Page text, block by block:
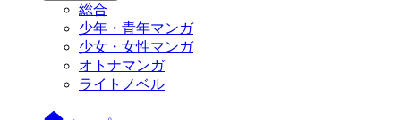
総合
少年・青年マンガ
少女・女性マンガ
オトナマンガ
ライトノベル